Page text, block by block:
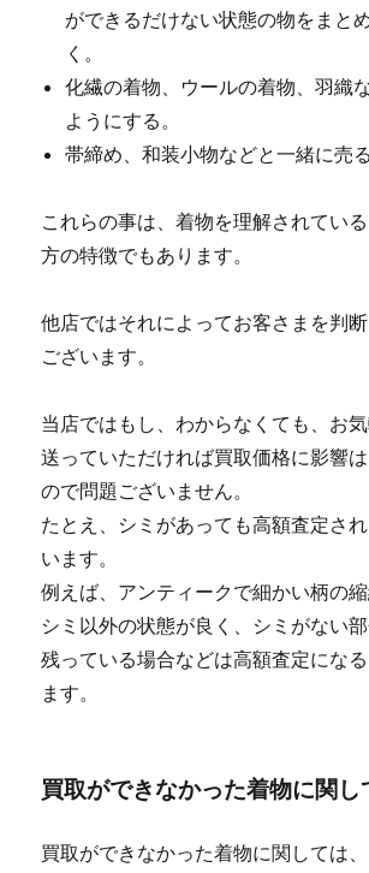
ができるだけない状態の物をまと
く。
化繊の着物、ウールの着物、羽織
ようにする。
帯締め、和装小物などと一緒に売る
これらの事は、着物を理解されてい
方の特徴でもあります。
他店ではそれによってお客さまを判
ございます。
当店ではもし、わからなくても、お
送っていただければ買取価格に影響
ので問題ございません。
たとえ、シミがあっても高額査定さ
います。
例えば、アンティークで細かい柄の縮
シミ以外の状態が良く、シミがない
残っている場合などは高額査定にな
ます。
買取ができなかった着物に関し
買取ができなかった着物に関しては